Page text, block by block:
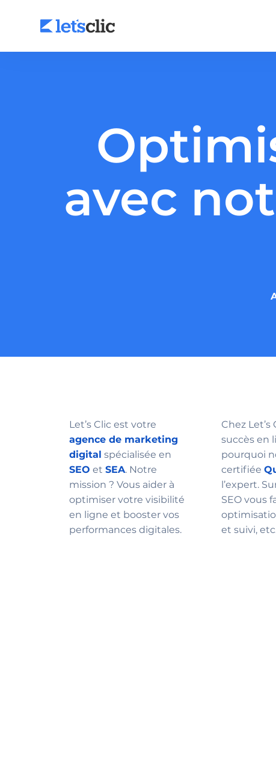
Agence Google Ads
Facebook Ads
LinkedIn Ads
avec
Let’s Clic est votre
agence de marketing
digital spécialisée en
SEO et SEA. Notre
mission ? Vous aider à
optimiser votre visibilité
en ligne et booster vos
performances digitales.
Chez
succès en
pourquoi
certifiée
l’expert.
SEO vous
et suivi,